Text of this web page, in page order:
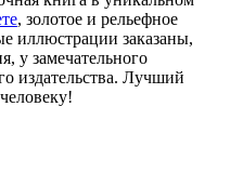
, золотое и рельефное
иллюстрации заказаны,
у замечательного
издательства. Лучший